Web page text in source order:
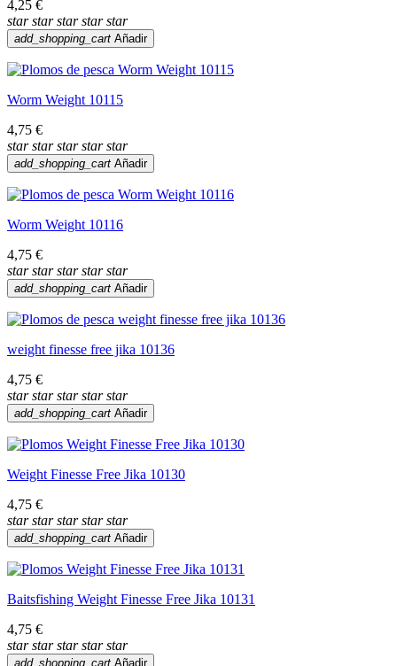
4,25 €
star star star star star
add_shopping_cart Añadir
Worm Weight 10115
4,75 €
star star star star star
add_shopping_cart Añadir
Worm Weight 10116
4,75 €
star star star star star
add_shopping_cart Añadir
weight finesse free jika 10136
4,75 €
star star star star star
add_shopping_cart Añadir
Weight Finesse Free Jika 10130
4,75 €
star star star star star
add_shopping_cart Añadir
Baitsfishing Weight Finesse Free Jika 10131
4,75 €
star star star star star
add_shopping_cart Añadir